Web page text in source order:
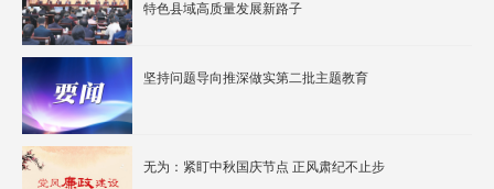
特色县域高质量发展新路子
坚持问题导向推深做实第二批主题教育
无为：紧盯中秋国庆节点 正风肃纪不止步